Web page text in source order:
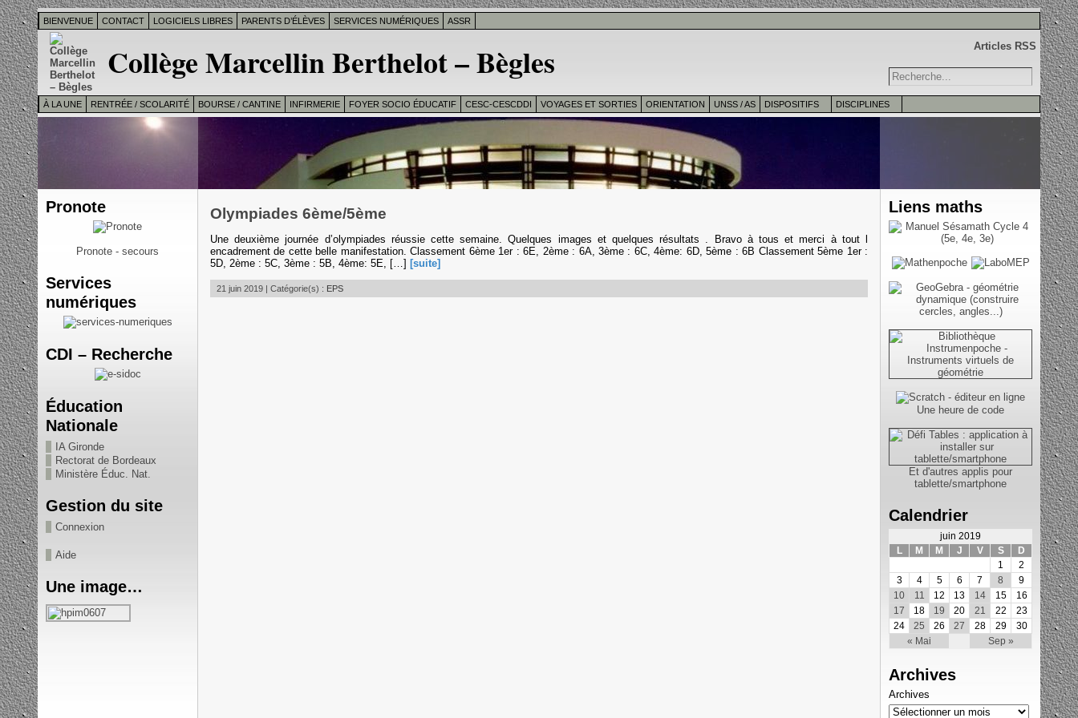
BIENVENUE CONTACT LOGICIELS LIBRES PARENTS D’ÉLÈVES SERVICES NUMÉRIQUES ASSR
Collège Marcellin Berthelot – Bègles Articles RSS
À LA UNE RENTRÉE / SCOLARITÉ BOURSE / CANTINE INFIRMERIE FOYER SOCIO ÉDUCATIF CESC-CESCDDI VOYAGES ET SORTIES ORIENTATION UNSS / AS DISPOSITIFS DISCIPLINES
Pronote
Pronote - secours
Services
numériques
CDI – Recherche
Éducation
Nationale
IA Gironde
Rectorat de Bordeaux
Ministère Éduc. Nat.
Gestion du site
Connexion
Aide
Une image…
Olympiades 6ème/5ème
Une deuxième journée d’olympiades réussie cette semaine. Quelques images et quelques résultats . Bravo à tous et merci à tout l
encadrement de cette belle manifestation. Classement 6ème 1er : 6E, 2ème : 6A, 3ème : 6C, 4ème: 6D, 5ème : 6B Classement 5ème 1er :
5D, 2ème : 5C, 3ème : 5B, 4ème: 5E, […] [suite]
21 juin 2019 | Catégorie(s) : EPS
Liens maths
Une heure de code
Et d'autres applis pour
tablette/smartphone
Calendrier
juin 2019
L
M M J V S D
« Mai Sep »
1
2
3
4 5 6 7 8
9
10
11 12 13 14 15
16
17
18 19 20 21 22
23
24
25 26 27 28 29 30
Archives
Archives